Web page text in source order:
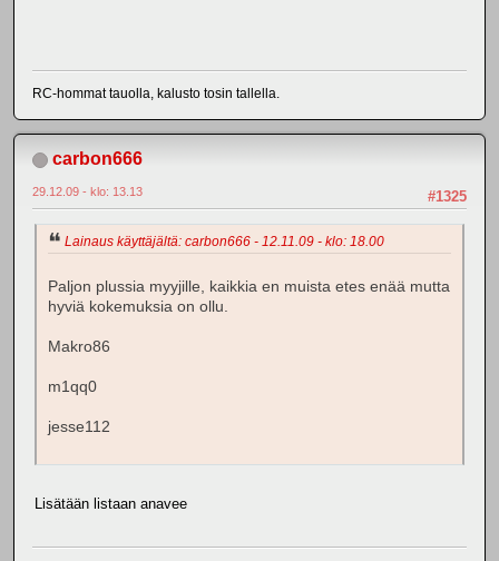
RC-hommat tauolla, kalusto tosin tallella.
carbon666
#1325
29.12.09 - klo: 13.13
Lainaus käyttäjältä: carbon666 - 12.11.09 - klo: 18.00
Paljon plussia myyjille, kaikkia en muista etes enää mutta
hyviä kokemuksia on ollu.
Makro86
m1qq0
jesse112
Lisätään listaan anavee